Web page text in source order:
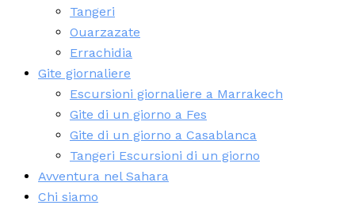
Tangeri
Ouarzazate
Errachidia
Gite giornaliere
Escursioni giornaliere a Marrakech
Gite di un giorno a Fes
Gite di un giorno a Casablanca
Tangeri Escursioni di un giorno
Avventura nel Sahara
Chi siamo